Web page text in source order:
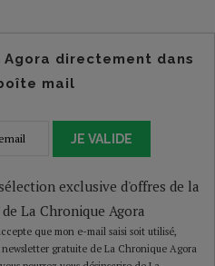
Agora directement dans
mail
JE VALIDE
exclusive d'offres de la
La Chronique Agora
que mon e-mail saisi soit utilisé,
gratuite de La Chronique Agora